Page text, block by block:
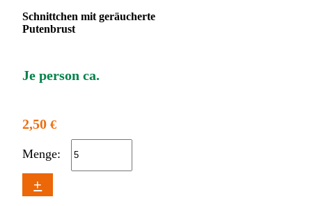
Schnittchen mit geräucherte
Putenbrust
Je person ca.
2,50€
Menge:
+